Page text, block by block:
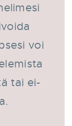
voi
tai ei-